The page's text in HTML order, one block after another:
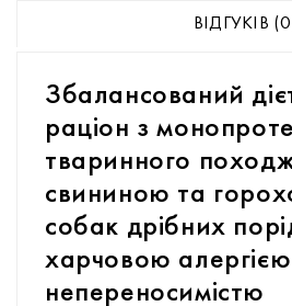
ВІДГУКІВ
Збалансований
раціон з
тваринного
свининою та
собак дрібних
харчовою
непереносимістю